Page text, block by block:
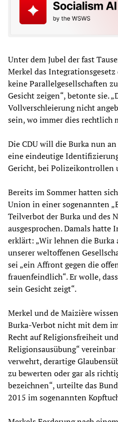
Unter dem Jubel der fast
Merkel das
keine Parallelgesellschaften
Gesicht zeigen“, betonte sie.
Vollverschleierung nicht
sein, wo immer dies rechtlich
Die CDU will die Burka nun
eine eindeutige
Gericht, bei Polizeikontrollen
Bereits im Sommer hatten
Union in einer sogenannten
Teilverbot der Burka und des
ausgesprochen. Damals
erklärt: „Wir lehnen die Burka
unserer weltoffenen
sei „ein Affront gegen die
frauenfeindlich“. Er wolle,
sein Gesicht zeigt“.
Merkel und de Maizière
Burka-Verbot nicht mit dem
Recht auf Religionsfreiheit
Religionsausübung“
verwehrt, derartige
zu bewerten oder gar als
bezeichnen“, urteilte das
2015 im sogenannten